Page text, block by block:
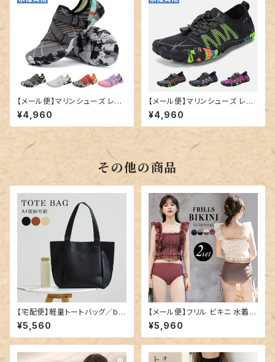
【メール便】マリンシューズ レデ
ィース メンズ 水陸両用 靴／sh
oes179
¥4,960
【メール便】マリンシューズ レデ
ィース メンズ 水陸両用 靴／sh
oes180
¥4,960
その他の商品
【宅配便】軽量トートバッグ／ba
g282
¥5,560
【メール便】フリル ビキニ 水着
レディース キャミキニ ハイウエ
スト／hys3269
¥5,960